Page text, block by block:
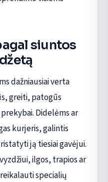
siuntos
dažniausiai verta
greiti, patogūs
Didelėms ar
kurjeris, galintis
ją tiesiai gavėjui.
ilgos, trapios ar
specialių